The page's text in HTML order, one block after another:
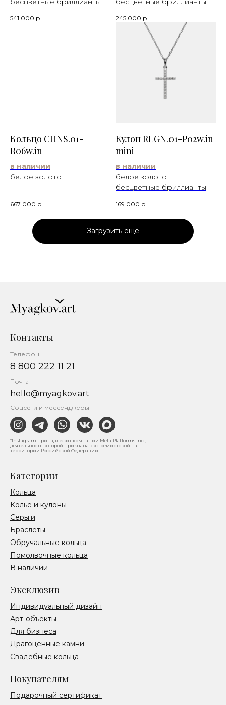
541 000 р. 245 000 р.
Кольцо CHNS.01-
R06w.in
в наличии
белое золото
667 000 р.
Кулон RLGN.01-P02w.in
mini
в наличии
белое золото
бесцветные бриллианты
169 000 р.
Загрузить ещё
Контакты
Покупателям
Эксклюзив
Категории
Телефон
Подарочный сертификат
Свадебные кольца
Драгоценные камни
Для бизнеса
Арт-объекты
Индивидуальный дизайн
Помолвочные кольца
Обручальные кольца
Браслеты
Серьги
Колье и кулоны
Кольца
Соцсети и мессенджеры
hello@myagkov.art
Почта
8 800 222 11 21
*Instagram принадлежит компании Meta Platforms Inc.,
деятельность которой признана экстремистской на
территории Российской Федерации
В наличии